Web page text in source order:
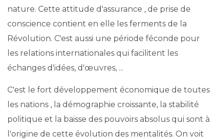
nature. Cette attitude d'assurance , de prise de
conscience contient en elle les ferments de la
Révolution. C'est aussi une période féconde pour
les relations internationales qui facilitent les
échanges d'idées, d'œuvres, ...
C'est le fort développement économique de toutes
les nations , la démographie croissante, la stabilité
politique et la baisse des pouvoirs absolus qui sont à
l'origine de cette évolution des mentalités. On voit